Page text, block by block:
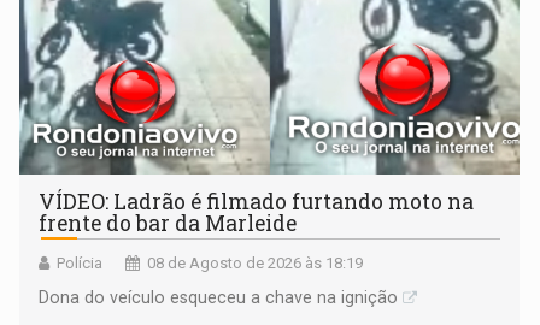
VÍDEO: Ladrão é filmado furtando moto na
frente do bar da Marleide
Polícia 08 de Agosto de 2026 às 18:19
Dona do veículo esqueceu a chave na ignição